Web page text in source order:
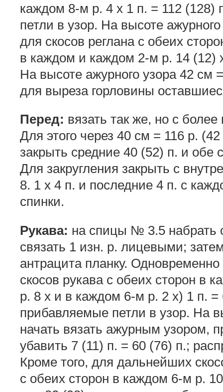
каждом 8-м р. 4 х 1 п. = 112
петли в узор. На высоте
для скосов реглана с обеих
в каждом и каждом 2-м р. 14 (12)
На высоте ажурного узора 42 см
для выреза горловины
Перед: вязать так же, но с
Для этого через 40 см = 116 р.
закрыть средние 40 (52) п. и обе
Для закругления закрыть с
8. 1 х 4 п. и последние 4 п. с
спинки.
Рукава: на спицы № 3.5 набрать
связать 1 изн. р. лицевыми;
антрацита планку.
скосов рукава с обеих сторон в
р. 8 х и в каждом 6-м р. 2 х) 1 п.
прибавляемые петли в узор. На
начать вязать ажурным узором,
убавить 7 (11) п. = 60 (76) п.;
Кроме того, для дальнейших
с обеих сторон в каждом 6-м р.